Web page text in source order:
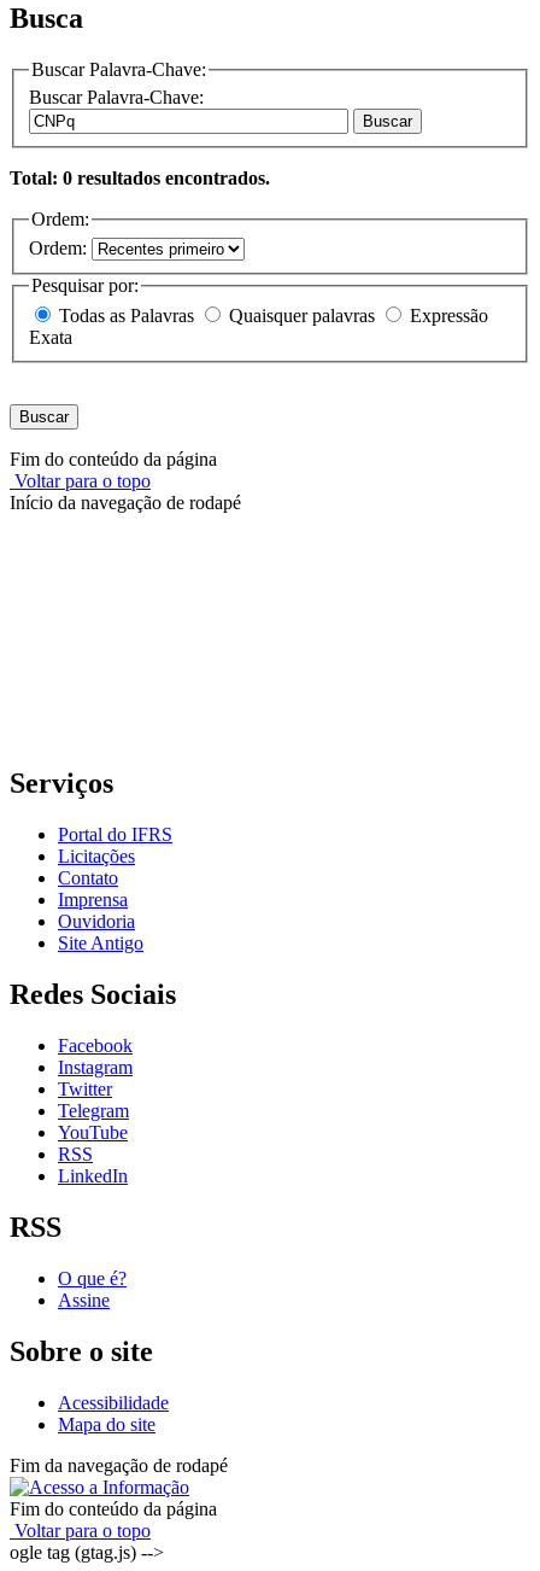
Busca
Buscar Palavra-Chave:
Buscar Palavra-Chave:
Buscar
Total: 0 resultados encontrados.
Ordem:
Ordem:
Pesquisar por:
Todas as Palavras
Quaisquer palavras
Exata
Buscar
Fim do conteúdo da página
Voltar para o topo
Início da navegação de rodapé
Serviços
Portal do IFRS
Licitações
Contato
Imprensa
Ouvidoria
Site Antigo
Redes Sociais
Facebook
Instagram
Twitter
Telegram
YouTube
RSS
LinkedIn
RSS
O que é?
Assine
Sobre o site
Acessibilidade
Mapa do site
Fim da navegação de rodapé
Fim do conteúdo da página
Voltar para o topo
ogle tag (gtag.js) -->